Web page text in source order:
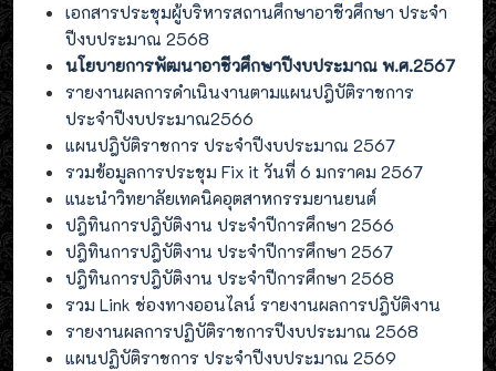
เอกสารประชุมผู้บริหารสถานศึกษาอาชีวศึกษา ประจำ
ปีงบประมาณ 2568
นโยบายการพัฒนาอาชีวศึกษาปีงบประมาณ พ.ศ.2567
รายงานผลการดำเนินงานตามแผนปฎิบัติราชการ
ประจำปีงบประมาณ2566
แผนปฎิบัติราชการ ประจำปีงบประมาณ 2567
รวมข้อมูลการประชุม Fix it วันที่ 6 มกราคม 2567
แนะนำวิทยาลัยเทคนิคอุตสาหกรรมยานยนต์
ปฎิทินการปฎิบัติงาน ประจำปีการศึกษา 2566
ปฎิทินการปฎิบัติงาน ประจำปีการศึกษา 2567
ปฎิทินการปฎิบัติงาน ประจำปีการศึกษา 2568
รวม Link ช่องทางออนไลน์ รายงานผลการปฎิบัติงาน
รายงานผลการปฏิบัติราชการปีงบประมาณ 2568
แผนปฏิบัติราชการ ประจำปีงบประมาณ 2569